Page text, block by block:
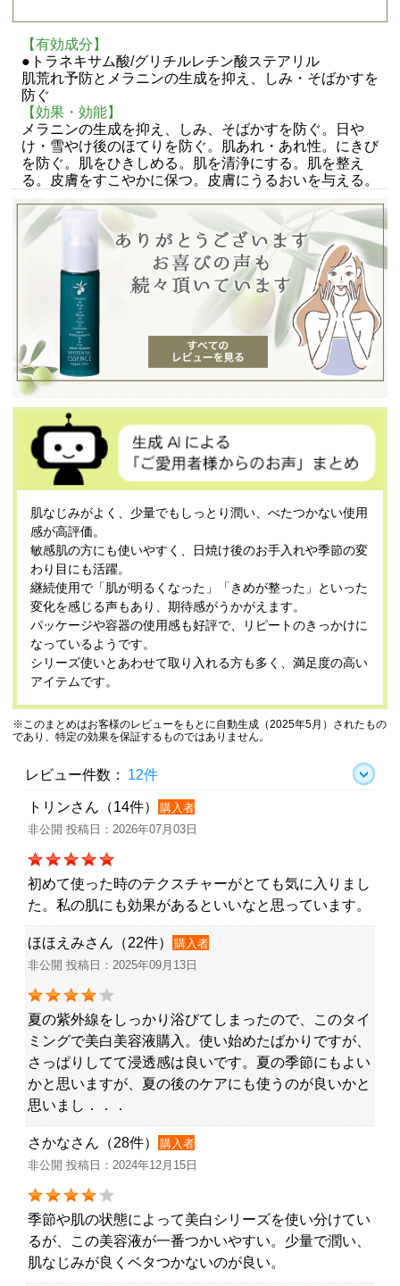
【有効成分】
●トラネキサム酸/グリチルレチン酸ステアリル
肌荒れ予防とメラニンの生成を抑え、しみ・そばかすを
防ぐ
【効果・効能】
メラニンの生成を抑え、しみ、そばかすを防ぐ。日や
け・雪やけ後のほてりを防ぐ。肌あれ・あれ性。にきび
を防ぐ。肌をひきしめる。肌を清浄にする。肌を整え
る。皮膚をすこやかに保つ。皮膚にうるおいを与える。
肌なじみがよく、少量でもしっとり潤い、べたつかない使用
感が高評価。
敏感肌の方にも使いやすく、日焼け後のお手入れや季節の変
わり目にも活躍。
継続使用で「肌が明るくなった」「きめが整った」といった
変化を感じる声もあり、期待感がうかがえます。
パッケージや容器の使用感も好評で、リピートのきっかけに
なっているようです。
シリーズ使いとあわせて取り入れる方も多く、満足度の高い
アイテムです。
※このまとめはお客様のレビューをもとに自動生成（2025年5月）されたもの
であり、特定の効果を保証するものではありません。
レビュー件数： 12件
トリンさん（14件）
購入者
非公開 投稿日：2026年07月03日
初めて使った時のテクスチャーがとても気に入りまし
た。私の肌にも効果があるといいなと思っています。
ほほえみさん（22件）
購入者
非公開 投稿日：2025年09月13日
夏の紫外線をしっかり浴びてしまったので、このタイ
ミングで美白美容液購入。使い始めたばかりですが、
さっぱりしてて浸透感は良いです。夏の季節にもよい
かと思いますが、夏の後のケアにも使うのが良いかと
思いまし．．．
さかなさん（28件）
購入者
非公開 投稿日：2024年12月15日
季節や肌の状態によって美白シリーズを使い分けてい
るが、この美容液が一番つかいやすい。少量で潤い、
肌なじみが良くベタつかないのが良い。